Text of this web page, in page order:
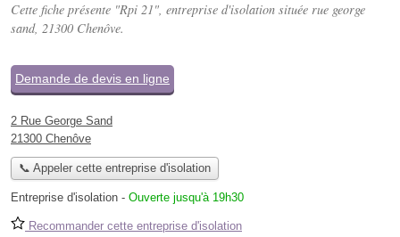
Cette fiche présente "Rpi 21", entreprise d'isolation située rue george
sand, 21300 Chenôve.
Demande de devis en ligne
2 Rue George Sand
21300 Chenôve
📞 Appeler cette entreprise d'isolation
Entreprise d'isolation - Ouverte jusqu'à 19h30
Recommander cette entreprise d'isolation